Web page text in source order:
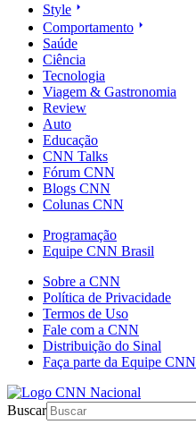
Style
Comportamento
Saúde
Ciência
Tecnologia
Viagem & Gastronomia
Review
Auto
Educação
CNN Talks
Fórum CNN
Blogs CNN
Colunas CNN
Programação
Equipe CNN Brasil
Sobre a CNN
Política de Privacidade
Termos de Uso
Fale com a CNN
Distribuição do Sinal
Faça parte da Equipe CNN
Buscar